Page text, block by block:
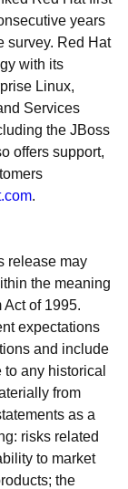
years
survey. Red Hat
with its
Linux,
Services
the JBoss
offers support,
.
release may
the meaning
of 1995.
expectations
and include
any historical
from
as a
risks related
to market
the